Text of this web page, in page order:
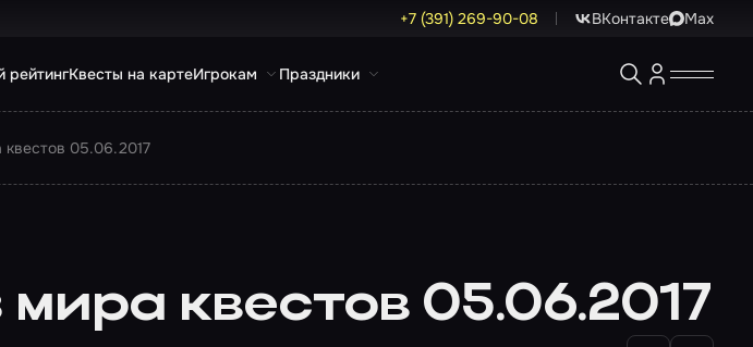
+7 (391) 269-90-08 ВКонтакте Max
рейтингКвесты на картеИгрокам Праздники
05.06.2017
квестов 05.06.2017